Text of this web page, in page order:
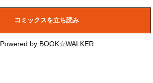
コミックスを立ち読み
Powered by BOOK☆WALKER